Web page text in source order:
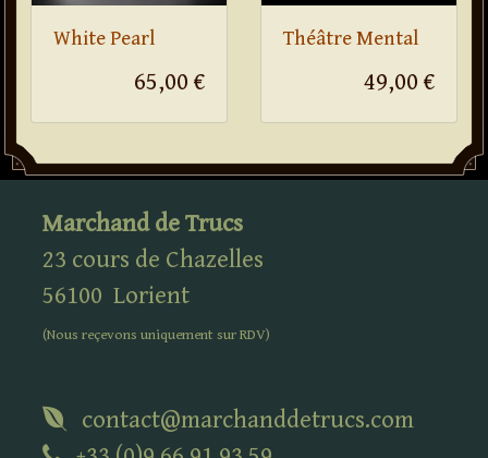
White Pearl
65,00 €
Théâtre Mental
49,00 €
Marchand de Trucs
23 cours de Chazelles
56100 Lorient
(Nous reçevons uniquement surRDV)
contact@marchanddetrucs.com